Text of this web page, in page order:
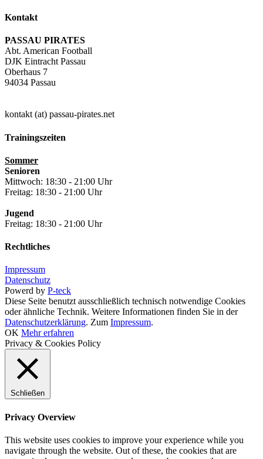
Kontakt
PASSAU PIRATES
Abt. American Football
DJK Eintracht Passau
Oberhaus 7
94034 Passau
kontakt (at) passau-pirates.net
Trainingszeiten
Sommer
Senioren
Mittwoch: 18:30 - 21:00 Uhr
Freitag: 18:30 - 21:00 Uhr
Jugend
Freitag: 18:30 - 21:00 Uhr
Rechtliches
Impressum
Datenschutz
Powerd by P-teck
Diese Seite benutzt ausschließlich technisch notwendige Cookies
oder ähnliche Technik. Weitere Informationen finden Sie in der
Datenschutzerklärung. Zum Impressum.
OK Mehr erfahren
Privacy & Cookies Policy
Schließen
Privacy Overview
This website uses cookies to improve your experience while you
navigate through the website. Out of these, the cookies that are